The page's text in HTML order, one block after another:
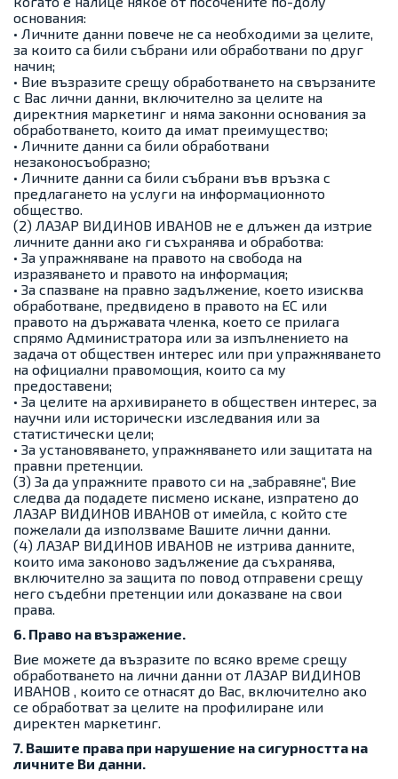
основания:
• Личните данни повече не са необходими за целите,
за които са били събрани или обработвани по друг
начин;
• Вие възразите срещу обработването на свързаните
с Вас лични данни, включително за целите на
директния маркетинг и няма законни основания за
обработването, които да имат преимущество;
• Личните данни са били обработвани
незаконосъобразно;
• Личните данни са били събрани във връзка с
предлагането на услуги на информационното
общество.
(2) ЛАЗАР ВИДИНОВ ИВАНОВ не е длъжен да изтрие
личните данни ако ги съхранява и обработва:
• За упражняване на правото на свобода на
изразяването и правото на информация;
• За спазване на правно задължение, което изисква
обработване, предвидено в правото на ЕС или
правото на държавата членка, което се прилага
спрямо Администратора или за изпълнението на
задача от обществен интерес или при упражняването
на официални правомощия, които са му
предоставени;
• За целите на архивирането в обществен интерес, за
научни или исторически изследвания или за
статистически цели;
• За установяването, упражняването или защитата на
правни претенции.
(3) За да упражните правото си на „забравяне“, Вие
следва да подадете писмено искане, изпратено до
ЛАЗАР ВИДИНОВ ИВАНОВ от имейла, с който сте
пожелали да използваме Вашите лични данни.
(4) ЛАЗАР ВИДИНОВ ИВАНОВ не изтрива данните,
които има законово задължение да съхранява,
включително за защита по повод отправени срещу
него съдебни претенции или доказване на свои
права.
6. Право на възражение.
Вие можете да възразите по всяко време срещу
обработването на лични данни от ЛАЗАР ВИДИНОВ
ИВАНОВ , които се отнасят до Вас, включително ако
се обработват за целите на профилиране или
директен маркетинг.
7. Вашите права при нарушение на сигурността на
личните Ви данни.